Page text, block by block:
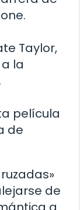
Taylor,
la
película
de
de